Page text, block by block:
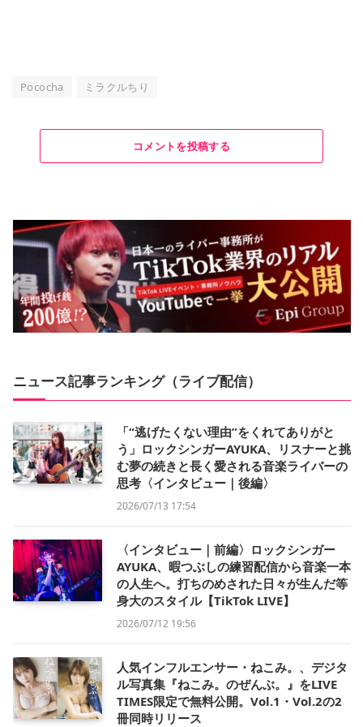
Pococha ミラクルちり
コメントを投稿する
ニュース記事ランキング（ライブ配信）
「“逃げたくない理由”をくれてありがと
う」ロックシンガーAYUKA、リスナーと挑
む夢の続きと長く愛される音楽ライバーの
思考〈インタビュー｜後編〉
2026/07/13 17:54
〈インタビュー｜前編〉ロックシンガー
AYUKA、暇つぶしの練習配信から音楽一本
の人生へ。打ちのめされた日々が生んだ等
身大のスタイル【TikTok LIVE】
2026/07/12 19:56
人気インフルエンサー・ねこみ。、デジタ
ル写真集『ねこみ。のぜんぶ。』をLIVE
TIMES限定で無料公開。Vol.1・Vol.2の2
冊同時リリース